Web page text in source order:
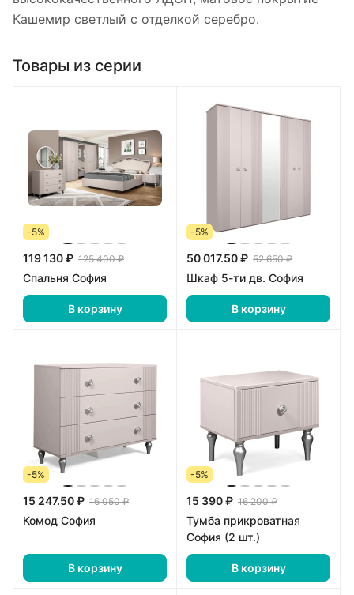
Кашемир светлый с отделкой серебро.
Товары из серии
-5%
119 130 ₽ 125 400 ₽
Спальня София
В корзину
-5%
50 017.50 ₽ 52 650 ₽
Шкаф 5-ти дв. София
В корзину
-5%
15 247.50 ₽ 16 050 ₽
Комод София
В корзину
-5%
15 390 ₽ 16 200 ₽
Тумба прикроватная
София (2 шт.)
В корзину